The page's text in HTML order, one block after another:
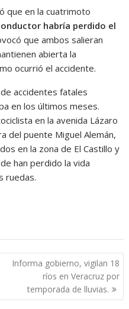
que en la cuatrimoto
habría perdido el
que ambos salieran
abierta la
ocurrió el accidente.
accidentes fatales
en los últimos meses.
en la avenida Lázaro
del puente Miguel Alemán,
en la zona de El Castillo y
han perdido la vida
ruedas.
Informa gobierno, vigilan 18
ríos en Veracruz por
temporada de lluvias.